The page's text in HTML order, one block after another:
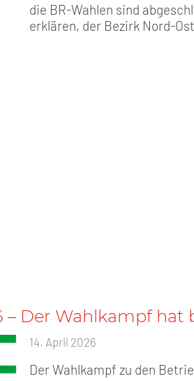
die BR-Wahlen sind
erklären, der Bezirk Nord-
Der Wahlkampf hat
14. April 2026
Der Wahlkampf zu den